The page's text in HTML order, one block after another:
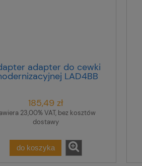
adapter do cewki
LAD4BB
185,49 zł
23,00% VAT, bez kosztów
dostawy
do koszyka